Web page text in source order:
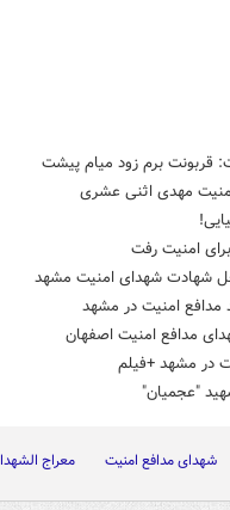
قربونت برم زود میام پیشت
مهدی اثنی عشری
امنیت رفت
شهادت شهدای امنیت مشهد
امنیت در مشهد
مدافع امنیت اصفهان
در مشهد +فیلم
"عجمیان"
شهدای مدافع امنیت معراج الشهدا